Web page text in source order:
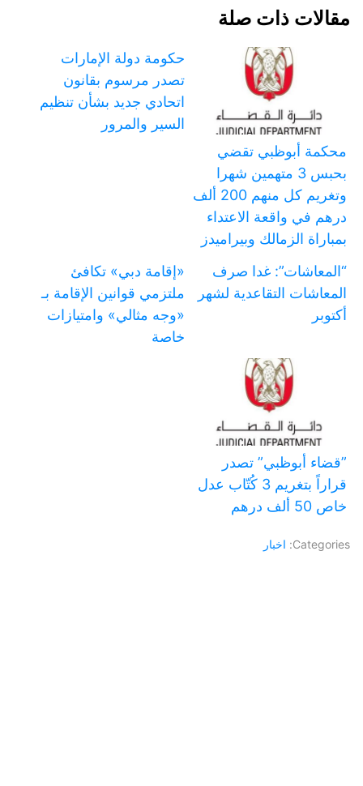
مقالات ذات صلة
محكمة أبوظبي تقضي
بحبس 3 متهمين شهرا
وتغريم كل منهم 200 ألف
درهم في واقعة الاعتداء
بمباراة الزمالك وبيراميدز
حكومة دولة الإمارات
تصدر مرسوم بقانون
اتحادي جديد بشأن تنظيم
السير والمرور
“المعاشات”: غدا صرف
المعاشات التقاعدية لشهر
أكتوبر
«إقامة دبي» تكافئ
ملتزمي قوانين الإقامة بـ
«وجه مثالي» وامتيازات
خاصة
‏”قضاء أبوظبي” تصدر
قراراً بتغريم 3 كُتّاب عدل
خاص 50 ألف درهم
Categories: اخبار